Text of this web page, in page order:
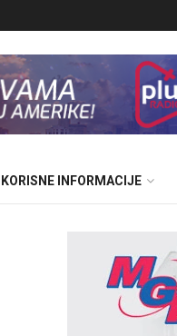
KORISNE INFORMACIJE